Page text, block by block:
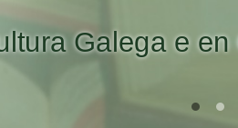
Galega e en